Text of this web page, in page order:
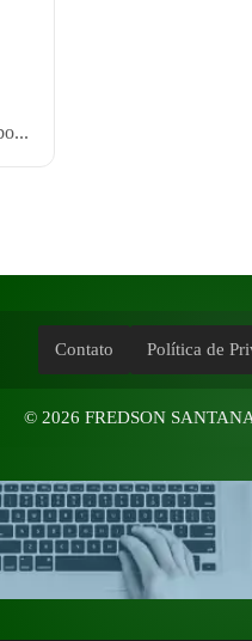
Contato Política de
© 2026 FREDSON